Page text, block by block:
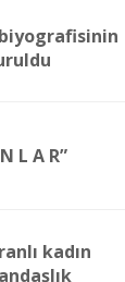
L A R”
kadın